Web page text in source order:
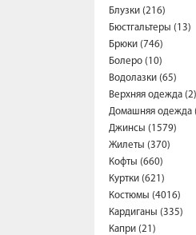
Блузки (216)
Бюстгальтеры (13)
Брюки (746)
Болеро (10)
Водолазки (65)
Верхняя одежда (2)
Домашняя одежда
Джинсы (1579)
Жилеты (370)
Кофты (660)
Куртки (621)
Костюмы (4016)
Кардиганы (335)
Капри (21)